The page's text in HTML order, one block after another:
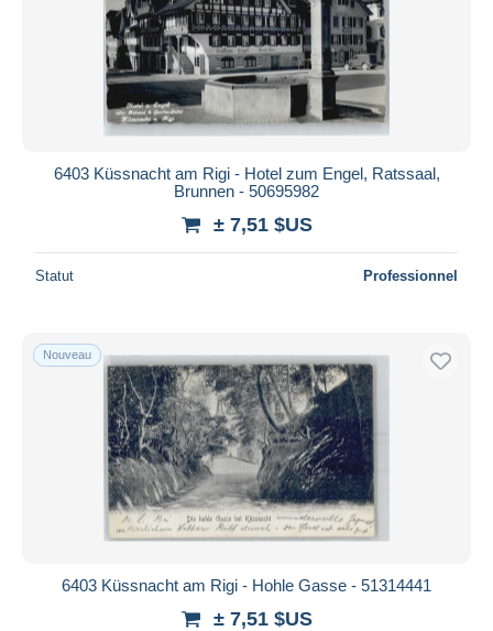
6403 Küssnacht am Rigi - Hotel zum Engel, Ratssaal,
Brunnen - 50695982
± 7,51 $US
Statut Professionnel
Nouveau
6403 Küssnacht am Rigi - Hohle Gasse - 51314441
± 7,51 $US